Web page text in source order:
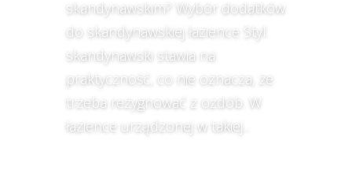
skandynawskim? Wybór dodatków
do skandynawskiej łazience Styl
skandynawski stawia na
praktyczność, co nie oznacza, że
trzeba rezygnować z ozdób. W
łazience urządzonej w takiej...